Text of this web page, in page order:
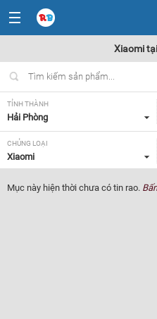
Xiaomi
TỈNH THÀNH
Hải Phòng
CHỦNG LOẠI
Xiaomi
Mục này hiện thời chưa có tin rao.